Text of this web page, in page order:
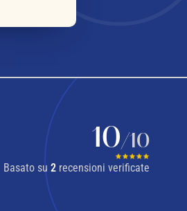
10/10
Basato su2 recensioni verificate